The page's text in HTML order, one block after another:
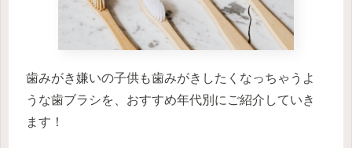
歯みがき嫌いの子供も歯みがきしたくなっちゃうよ
うな歯ブラシを、おすすめ年代別にご紹介していき
ます！